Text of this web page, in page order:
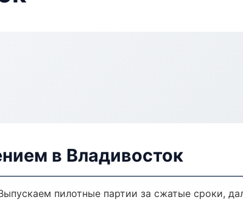
в Владивосток
пилотные партии за сжатые сроки,